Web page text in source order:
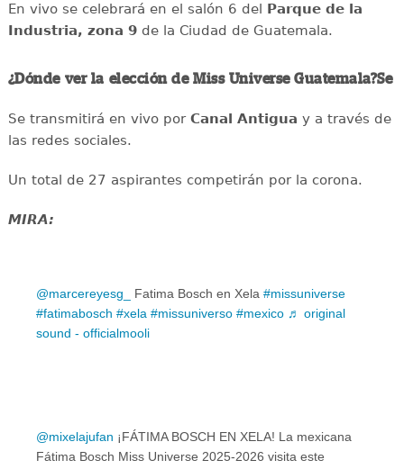
En vivo se celebrará en el salón 6 del Parque de la
Industria, zona 9de la Ciudad de Guatemala.
¿Dónde ver la elección de Miss Universe Guatemala?Se
Se transmitirá en vivo porCanal Antigua y a través de
las redes sociales.
Un total de 27 aspirantes competirán por la corona.
MIRA:
@marcereyesg_ Fatima Bosch en Xela #missuniverse
#fatimabosch #xela #missuniverso #mexico ♬ original
sound - officialmooli
@mixelajufan ¡FÁTIMA BOSCH EN XELA! La mexicana
Fátima Bosch Miss Universe 2025-2026 visita este